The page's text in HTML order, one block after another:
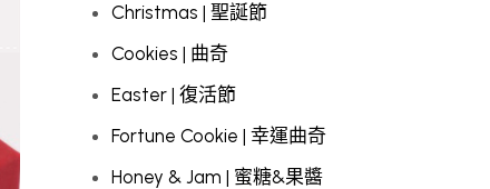
Christmas | 聖誕節
Cookies | 曲奇
Easter | 復活節
Fortune Cookie | 幸運曲奇
Honey & Jam | 蜜糖&果醬